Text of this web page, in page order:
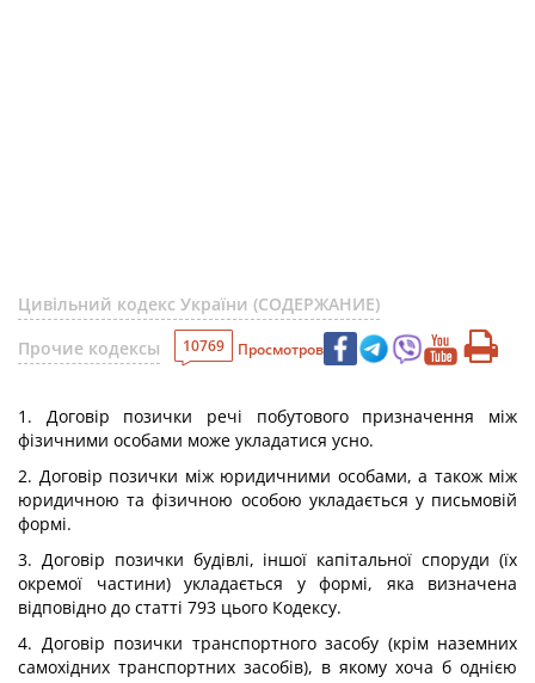
Цивільний кодекс України (СОДЕРЖАНИЕ)
Прочие кодексы
10769 Просмотров
1. Договір позички речі побутового призначення між
фізичними особами може укладатися усно.
2. Договір позички між юридичними особами, а також між
юридичною та фізичною особою укладається у письмовій
формі.
3. Договір позички будівлі, іншої капітальної споруди (їх
окремої частини) укладається у формі, яка визначена
відповідно до статті 793 цього Кодексу.
4. Договір позички транспортного засобу (крім наземних
самохідних транспортних засобів), в якому хоча б однією